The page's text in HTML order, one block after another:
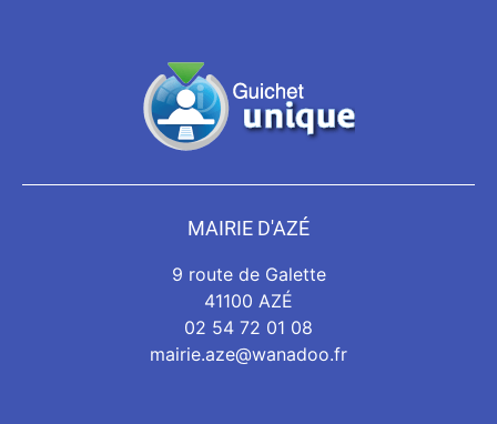
MAIRIE D'AZÉ
9 route de Galette
41100 AZÉ
02 54 72 01 08
mairie.aze@wanadoo.fr